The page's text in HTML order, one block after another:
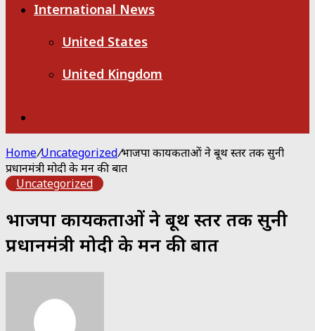
International News
United States
United Kingdom
for
Home/Uncategorized/भाजपा कार्यकर्ताओं ने बूथ स्तर तक सुनी
प्रधानमंत्री मोदी के मन की बात
Uncategorized
भाजपा कार्यकर्ताओं ने बूथ स्तर तक सुनी
प्रधानमंत्री मोदी के मन की बात